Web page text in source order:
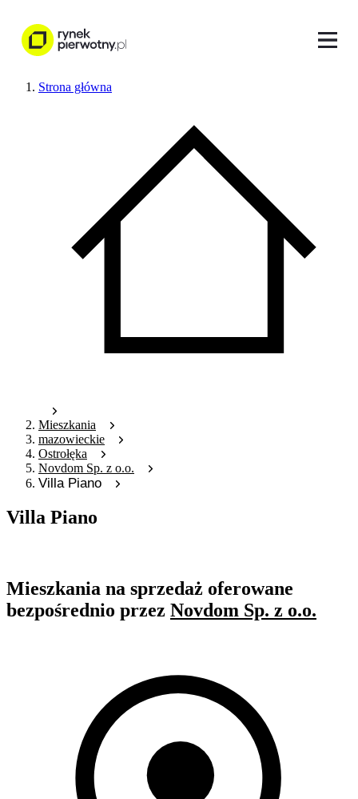
Strona główna
Mieszkania
mazowieckie
Ostrołęka
Novdom Sp. z o.o.
Villa Piano
Villa Piano
Mieszkania na sprzedaż oferowane
bezpośrednio przez Novdom Sp. z o.o.